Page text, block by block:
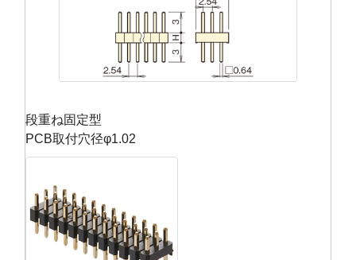
段重ね固定型
PCB取付穴径φ1.02